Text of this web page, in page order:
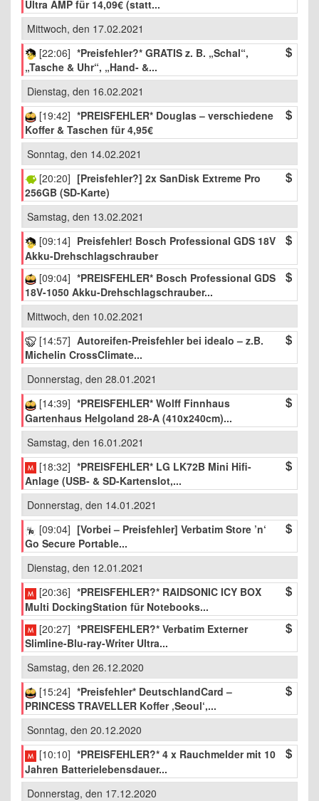
Ultra AMP für 14,09€ (statt...
Mittwoch, den 17.02.2021
[22:06] *Preisfehler?* GRATIS z. B. „Schal“,
„Tasche & Uhr“, „Hand- &...
Dienstag, den 16.02.2021
[19:42] *PREISFEHLER* Douglas – verschiedene
Koffer & Taschen für 4,95€
Sonntag, den 14.02.2021
[20:20] [Preisfehler?] 2x SanDisk Extreme Pro
256GB (SD-Karte)
Samstag, den 13.02.2021
[09:14] Preisfehler! Bosch Professional GDS 18V
Akku-Drehschlagschrauber
[09:04] *PREISFEHLER* Bosch Professional GDS
18V-1050 Akku-Drehschlagschrauber...
Mittwoch, den 10.02.2021
[14:57] Autoreifen-Preisfehler bei idealo – z.B.
Michelin CrossClimate...
Donnerstag, den 28.01.2021
[14:39] *PREISFEHLER* Wolff Finnhaus
Gartenhaus Helgoland 28-A (410x240cm)...
Samstag, den 16.01.2021
[18:32] *PREISFEHLER* LG LK72B Mini Hifi-
Anlage (USB- & SD-Kartenslot,...
Donnerstag, den 14.01.2021
[09:04] [Vorbei – Preisfehler] Verbatim Store ’n‘
Go Secure Portable...
Dienstag, den 12.01.2021
[20:36] *PREISFEHLER?* RAIDSONIC ICY BOX
Multi DockingStation für Notebooks...
[20:27] *PREISFEHLER?* Verbatim Externer
Slimline-Blu-ray-Writer Ultra...
Samstag, den 26.12.2020
[15:24] *Preisfehler* DeutschlandCard –
PRINCESS TRAVELLER Koffer ‚Seoul‘,...
Sonntag, den 20.12.2020
[10:10] *PREISFEHLER?* 4 x Rauchmelder mit 10
Jahren Batterielebensdauer...
Donnerstag, den 17.12.2020